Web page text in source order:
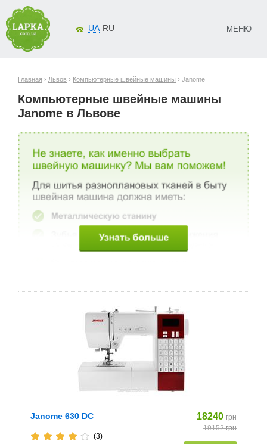
МЕНЮ
UA RU
Главная › Львов › Компьютерные швейные машины › Janome
Компьютерные швейные машины
Janome в Львове
Janome 630 DC 18240 грн
19152грн
(3)